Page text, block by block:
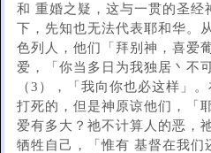
和 重婚之疑，这与一贯的圣经
下，先知也无法代表耶和华。
色列人，他们「拜别神，喜爱
爱，「你当多日为我独居丶不
（3），「我向你也必这样」
打死的，但是神原谅他们，「
爱有多大？祂不计算人的恶，
牺牲自己，「惟有 基督在我们